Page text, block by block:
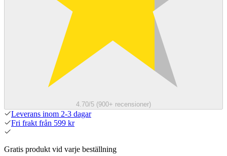
4.70/5 (900+ recensioner)
Leverans inom 2-3 dagar
Fri frakt från 599 kr
Gratis produkt vid varje beställning